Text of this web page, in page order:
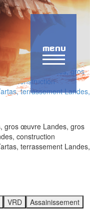
MENU
VRD
Assainissement